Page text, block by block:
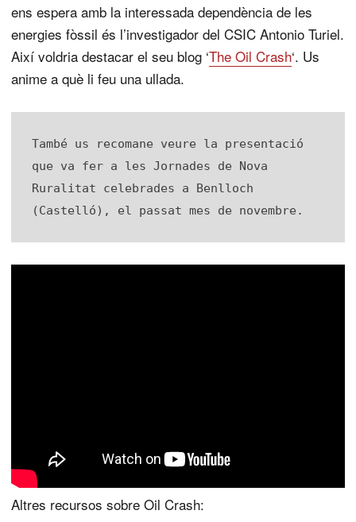
ens espera amb la interessada dependència de les
energies fòssil és l’investigador del CSIC Antonio Turiel.
Així voldria destacar el seu blog ‘The Oil Crash‘. Us
anime a què li feu una ullada.
També us recomane veure la presentació
que va fer a les Jornades de Nova
Ruralitat celebrades a Benlloch
(Castelló), el passat mes de novembre.
Altres recursos sobre Oil Crash: